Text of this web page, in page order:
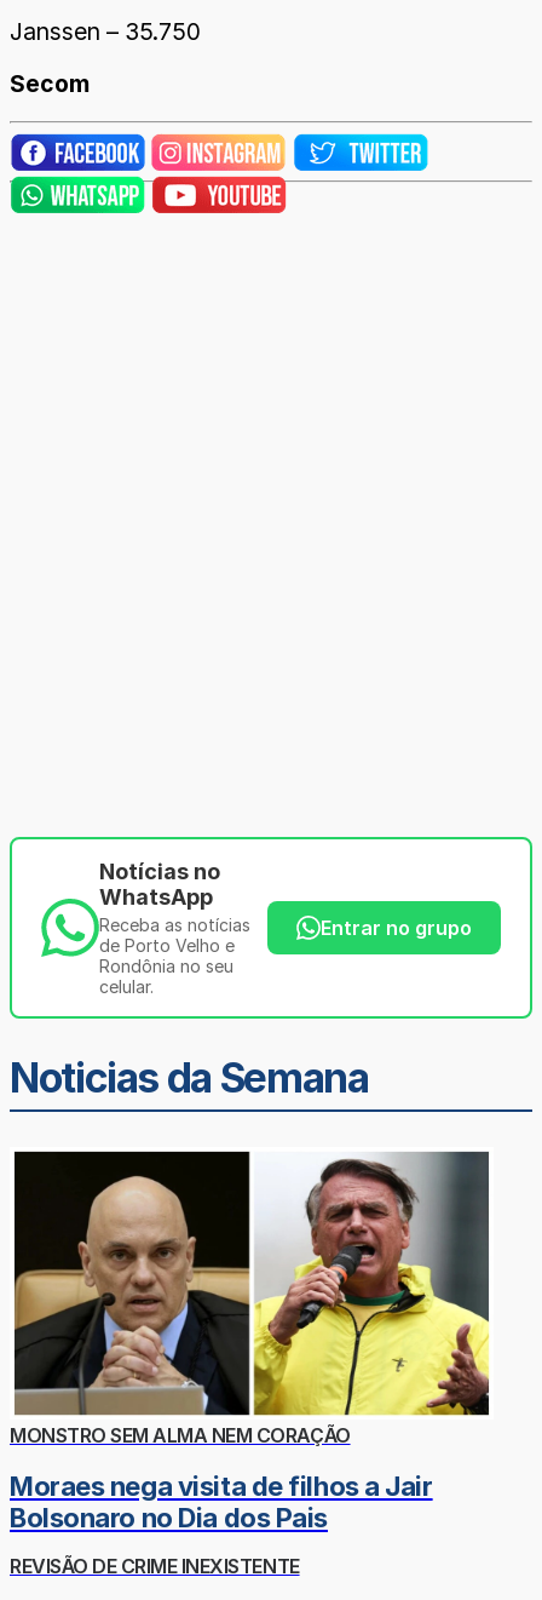
Janssen – 35.750
Secom
Notícias no
WhatsApp
Receba as notícias
de Porto Velho e
Rondônia no seu
celular.
Entrar no grupo
Noticias da Semana
MONSTRO SEM ALMA NEM CORAÇÃO
Moraes nega visita de filhos a Jair
Bolsonaro no Dia dos Pais
REVISÃO DE CRIME INEXISTENTE